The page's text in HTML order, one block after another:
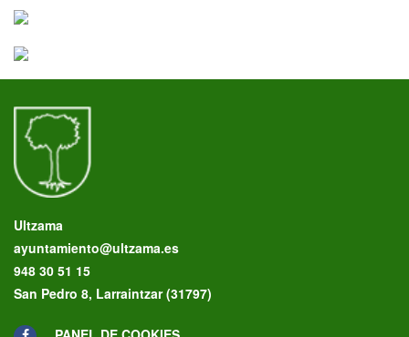
Ultzama
ayuntamiento@ultzama.es
948 30 51 15
San Pedro 8, Larraintzar (31797)